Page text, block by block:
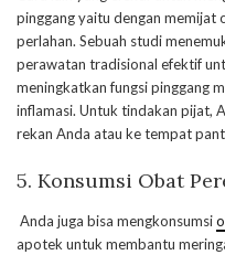
pinggang yaitu dengan memijat
perlahan. Sebuah studi
perawatan tradisional efektif
meningkatkan fungsi pinggang
inflamasi. Untuk tindakan pijat,
rekan Anda atau ke tempat
5. Konsumsi Obat
Anda juga bisa mengkonsumsi
apotek untuk membantu